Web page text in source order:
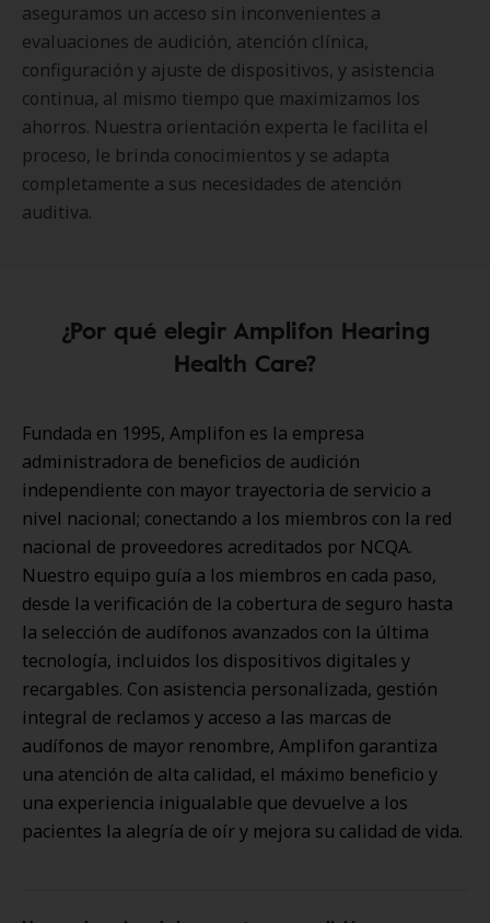
aseguramos un acceso sin inconvenientes a
evaluaciones de audición, atención clínica,
configuración y ajuste de dispositivos, y asistencia
continua, al mismo tiempo que maximizamos los
ahorros. Nuestra orientación experta le facilita el
proceso, le brinda conocimientos y se adapta
completamente a sus necesidades de atención
auditiva.
¿Por qué elegir Amplifon Hearing
Health Care?
Fundada en 1995, Amplifon es la empresa
administradora de beneficios de audición
independiente con mayor trayectoria de servicio a
nivel nacional; conectando a los miembros con la red
nacional de proveedores acreditados por NCQA.
Nuestro equipo guía a los miembros en cada paso,
desde la verificación de la cobertura de seguro hasta
la selección de audífonos avanzados con la última
tecnología, incluidos los dispositivos digitales y
recargables. Con asistencia personalizada, gestión
integral de reclamos y acceso a las marcas de
audífonos de mayor renombre, Amplifon garantiza
una atención de alta calidad, el máximo beneficio y
una experiencia inigualable que devuelve a los
pacientes la alegría de oír y mejora su calidad de vida.